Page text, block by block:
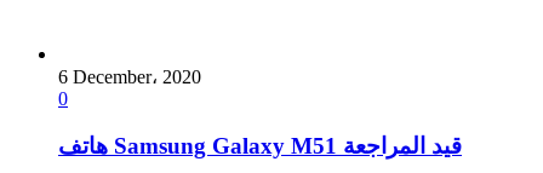
6 December، 2020
0
هاتف Samsung Galaxy M51 قيد المراجعة